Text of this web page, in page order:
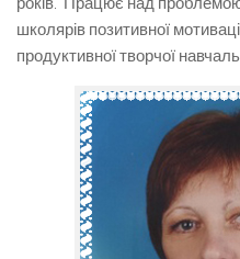
школярів позитивної
продуктивної творчої